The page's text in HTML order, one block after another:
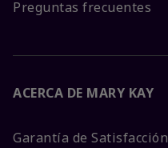
Preguntas frecuentes
ACERCA DE MARY KAY
Garantía de Satisfacción